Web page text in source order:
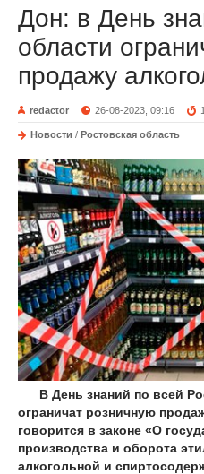
Дон: в День
области
продажу
redactor 26-08-2023, 09:16
Новости / Ростовская область
В День знаний по всей
ограничат розничную
говорится в законе «О
производства и оборота
алкогольной и